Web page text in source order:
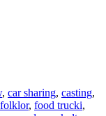
, car sharing, casting,
folklor, food trucki,